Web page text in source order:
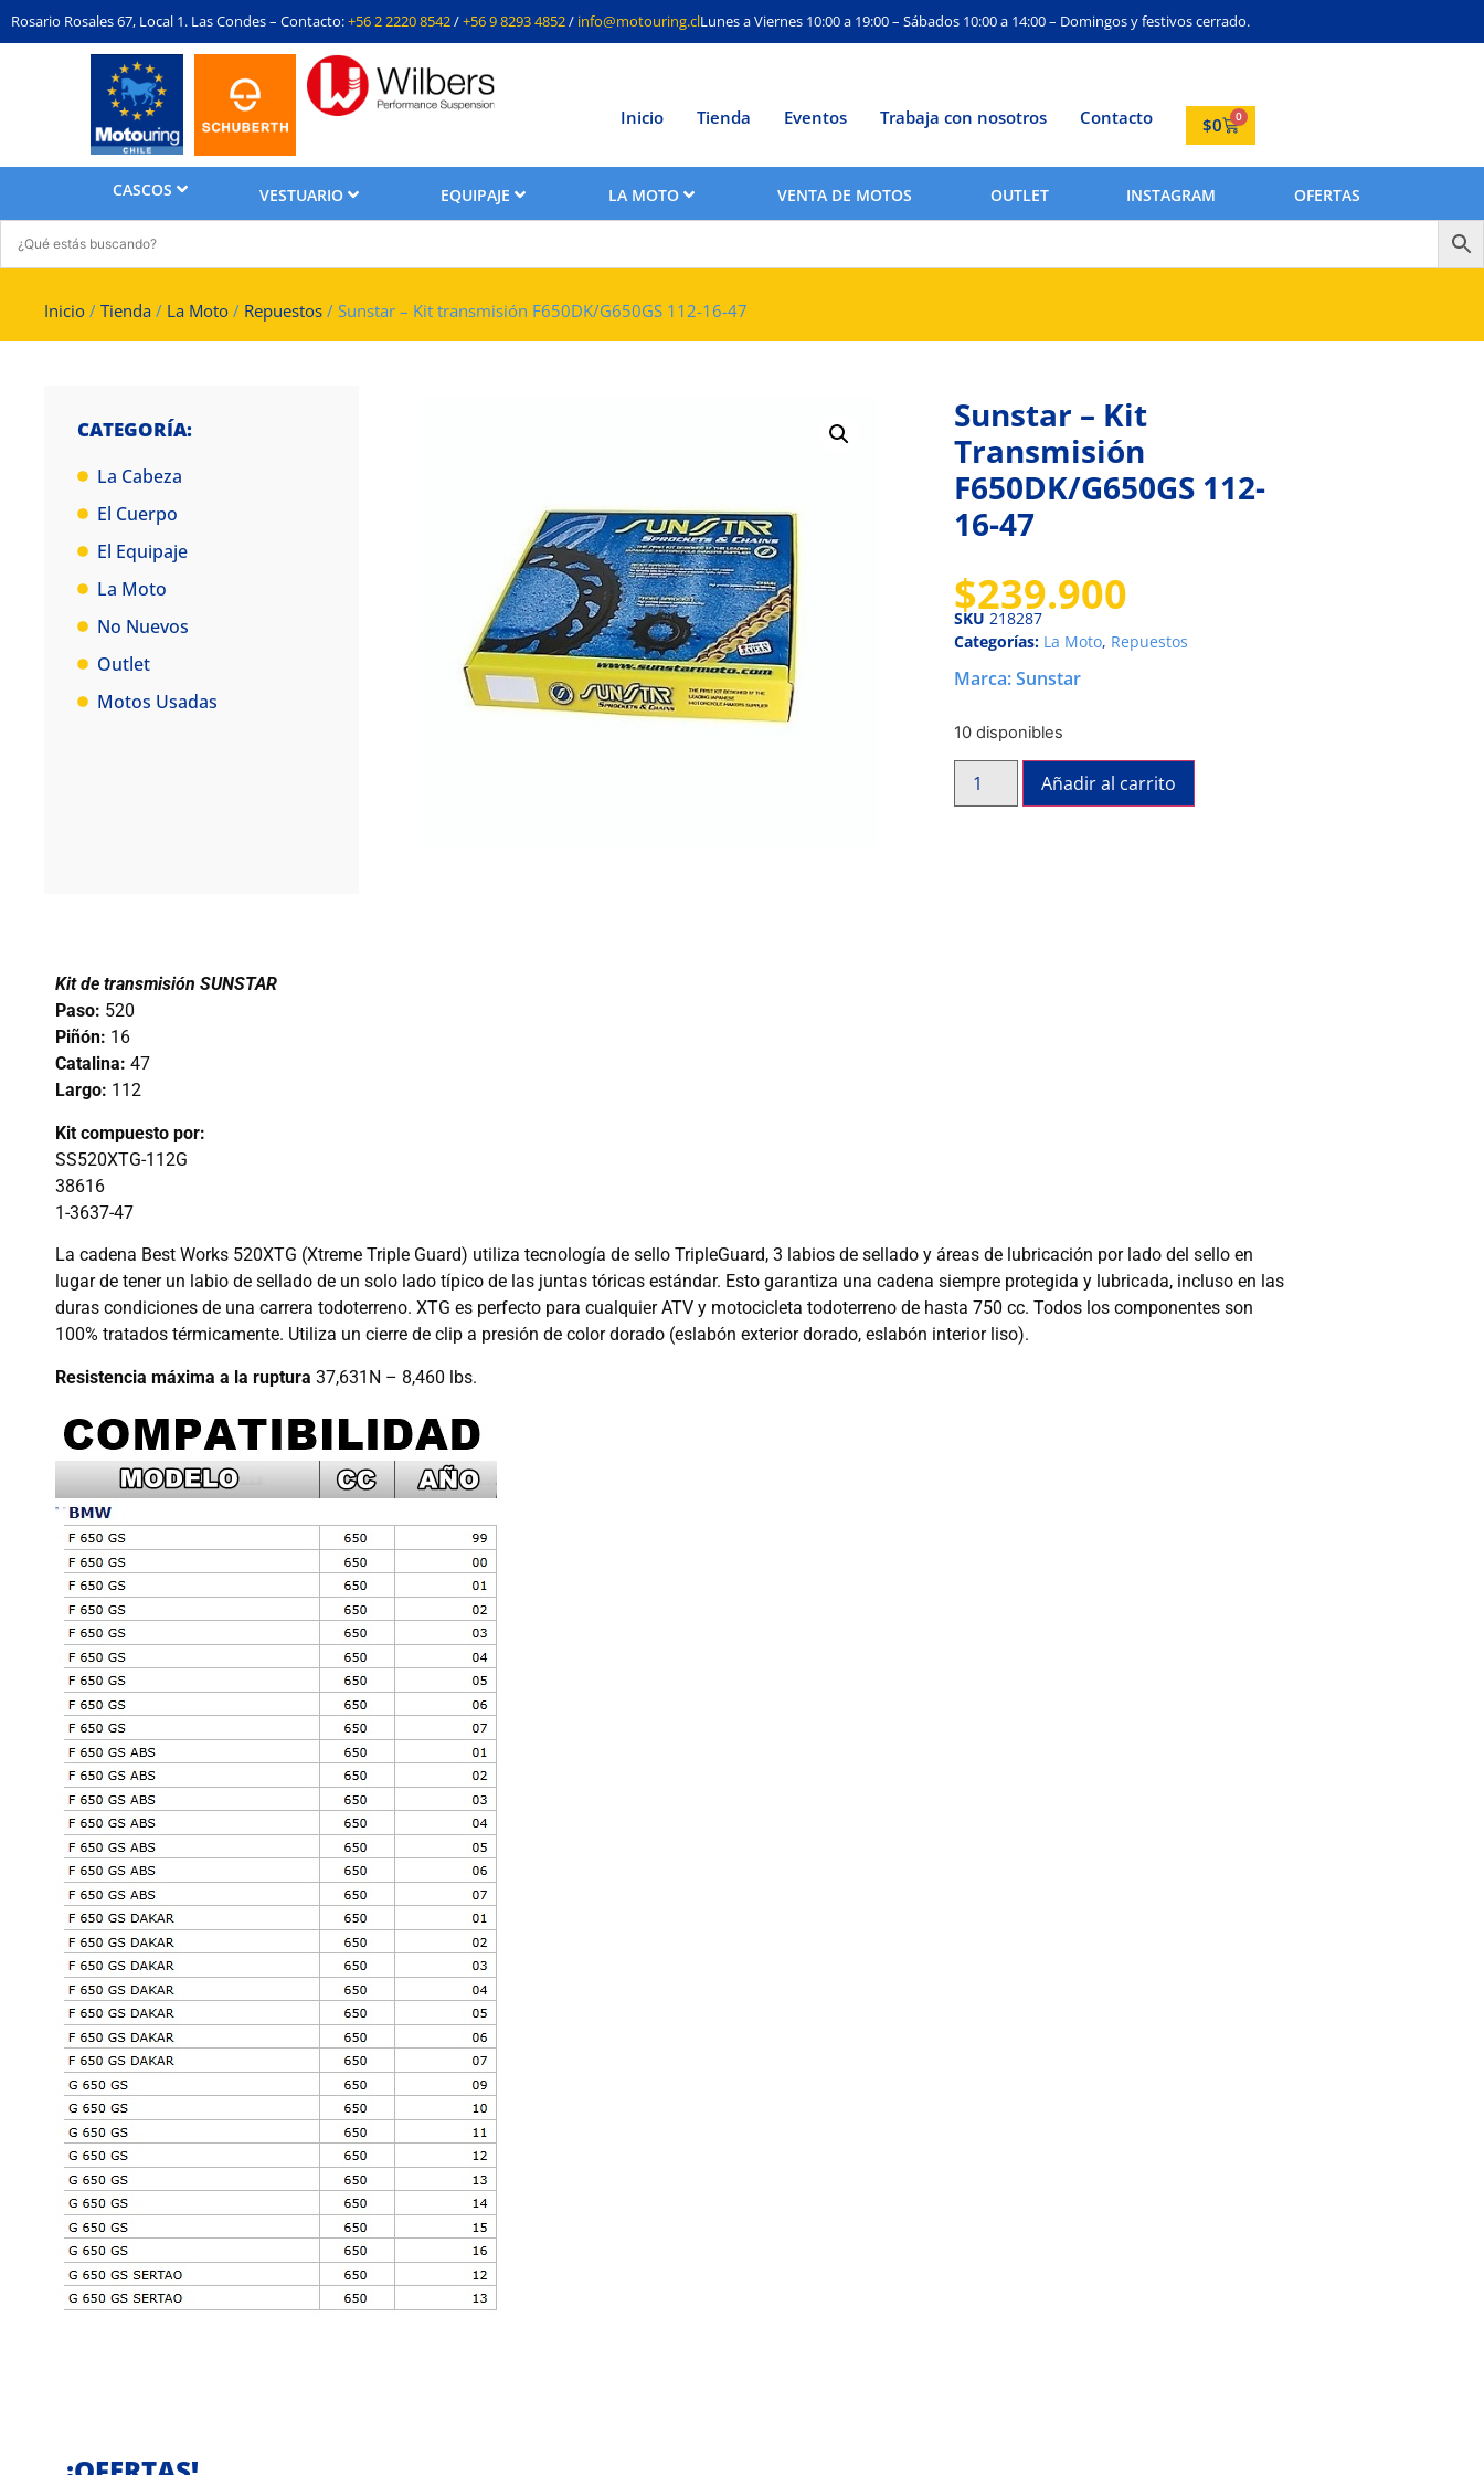
Rosario Rosales 67, Local 1. Las Condes – Contacto:+56 2 2220 8542/+56 9 8293 4852/ info@motouring.clLunes a Viernes 10:00 a 19:00 – Sábados 10:00 a 14:00 – Domingos y festivos cerrado.
Inicio Tienda Eventos Trabaja con nosotros Contacto $0 0
CASCOS VESTUARIO EQUIPAJE LA MOTO VENTA DE MOTOS OUTLET INSTAGRAM OFERTAS
Inicio / Tienda / La Moto / Repuestos / Sunstar – Kit transmisión F650DK/G650GS 112-16-47
CATEGORÍA:
La Cabeza
El Cuerpo
El Equipaje
La Moto
No Nuevos
Outlet
Motos Usadas
Sunstar – Kit
Transmisión
F650DK/G650GS 112-
16-47
$239.900
SKU 218287
Categorías: La Moto, Repuestos
Marca:Sunstar
10 disponibles
Añadir al carrito
Kit de transmisión SUNSTAR
Paso: 520
Piñón: 16
Catalina: 47
Largo: 112
Kit compuesto por:
SS520XTG-112G
38616
1-3637-47
La cadena Best Works 520XTG (Xtreme Triple Guard) utiliza tecnología de sello TripleGuard, 3 labios de sellado y áreas de lubricación por lado del sello en
lugar de tener un labio de sellado de un solo lado típico de las juntas tóricas estándar. Esto garantiza una cadena siempre protegida y lubricada, incluso en las
duras condiciones de una carrera todoterreno. XTG es perfecto para cualquier ATV y motocicleta todoterreno de hasta 750 cc. Todos los componentes son
100% tratados térmicamente. Utiliza un cierre de clip a presión de color dorado (eslabón exterior dorado, eslabón interior liso).
Resistencia máxima a la ruptura 37,631N – 8,460 lbs.